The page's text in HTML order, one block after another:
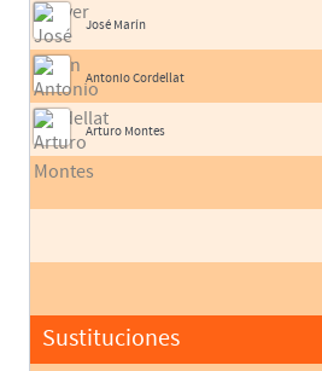
José Marín
Antonio Cordellat
Arturo Montes
Sustituciones